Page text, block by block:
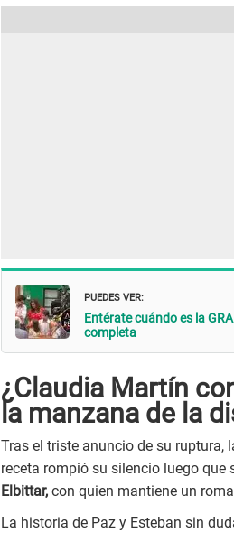
PUEDES VER:
Entérate cuándo es la
completa
¿Claudia Martín
la manzana de la
Tras el triste anuncio de su ruptura,
receta rompió su silencio luego que
Elbittar, con quien mantiene un
La historia de Paz y Esteban sin